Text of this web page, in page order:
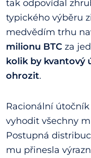
tak odpovídal
typického výběru
medvědím trhu
milionu BTC za
kolik by kvantový
ohrozit.
Racionální
vyhodit všechny
Postupná
mu přinesla